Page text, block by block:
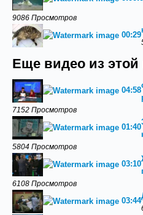
9086 Просмотров
00:29
Еще видео из этой
04:58
7152 Просмотров
01:40
5804 Просмотров
03:10
6108 Просмотров
03:44